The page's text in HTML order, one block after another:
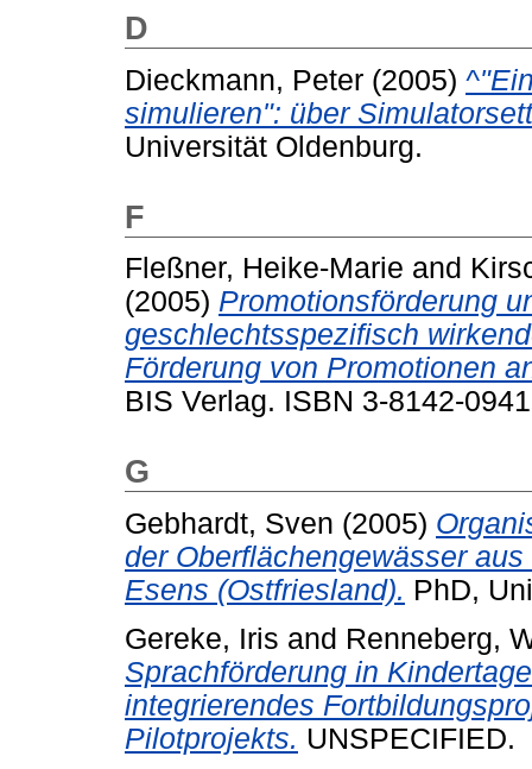
D
Dieckmann, Peter (2005)
simulieren": über
Universität Oldenburg.
F
Fleßner, Heike-Marie and
(2005) Promotionsförderung
geschlechtsspezifisch
Förderung von Promotionen
BIS Verlag. ISBN 3-8142-
G
Gebhardt, Sven (2005)
der Oberflächengewässer
Esens (Ostfriesland). PhD,
Gereke, Iris and Renneberg,
Sprachförderung in
integrierendes
Pilotprojekts. UNSPECIFIED.